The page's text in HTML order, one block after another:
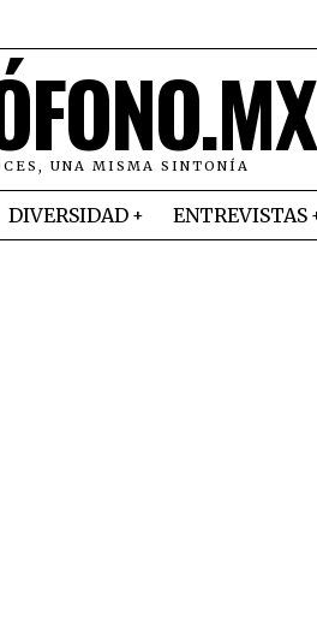
UNA MISMA SINTONÍA
DIVERSIDAD ENTREVISTAS